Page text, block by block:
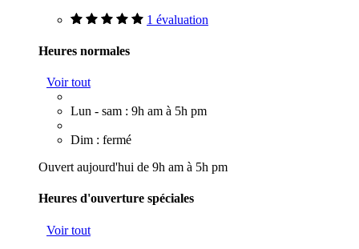
1 évaluation
Heures normales
Voir tout
Lun - sam : 9h am à 5h pm
Dim : fermé
Ouvert aujourd'hui de 9h am à 5h pm
Heures d'ouverture spéciales
Voir tout